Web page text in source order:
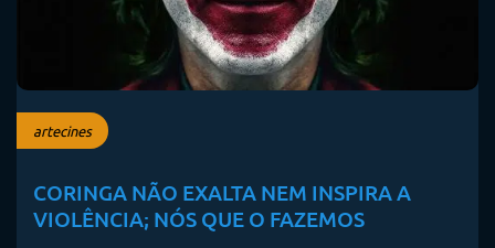
artecines
CORINGA NÃO EXALTA NEM INSPIRA A
VIOLÊNCIA; NÓS QUE O FAZEMOS